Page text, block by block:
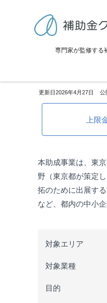
専門家が監修する
>補助金・助成金詳細
2026年4月27日
上限
本助成事業は、東
野（東京都が策定
拓のために出展す
など、都内の中小
対象エリア
対象業種
目的